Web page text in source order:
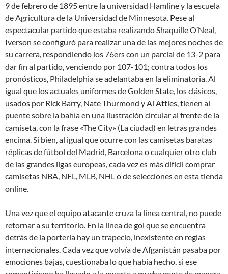
9 de febrero de 1895 entre la universidad Hamline y la escuela
de Agricultura de la Universidad de Minnesota. Pese al
espectacular partido que estaba realizando Shaquille O’Neal,
Iverson se configuró para realizar una de las mejores noches de
su carrera, respondiendo los 76ers con un parcial de 13-2 para
dar fin al partido, venciendo por 107-101; contra todos los
pronósticos, Philadelphia se adelantaba en la eliminatoria. Al
igual que los actuales uniformes de Golden State, los clásicos,
usados por Rick Barry, Nate Thurmond y Al Attles, tienen al
puente sobre la bahía en una ilustración circular al frente de la
camiseta, con la frase «The City» (La ciudad) en letras grandes
encima. Si bien, al igual que ocurre con las camisetas baratas
réplicas de fútbol del Madrid, Barcelona o cualquier otro club
de las grandes ligas europeas, cada vez es más difícil comprar
camisetas NBA, NFL, MLB, NHL o de selecciones en esta tienda
online.
Una vez que el equipo atacante cruza la línea central, no puede
retornar a su territorio. En la línea de gol que se encuentra
detrás de la portería hay un trapecio, inexistente en reglas
internacionales. Cada vez que volvía de Afganistán pasaba por
emociones bajas, cuestionaba lo que había hecho, si ese